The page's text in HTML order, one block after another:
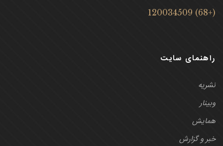
(+68) 120034509
راهنمای سایت
نشریه
وبینار
همایش
خبر و گزارش